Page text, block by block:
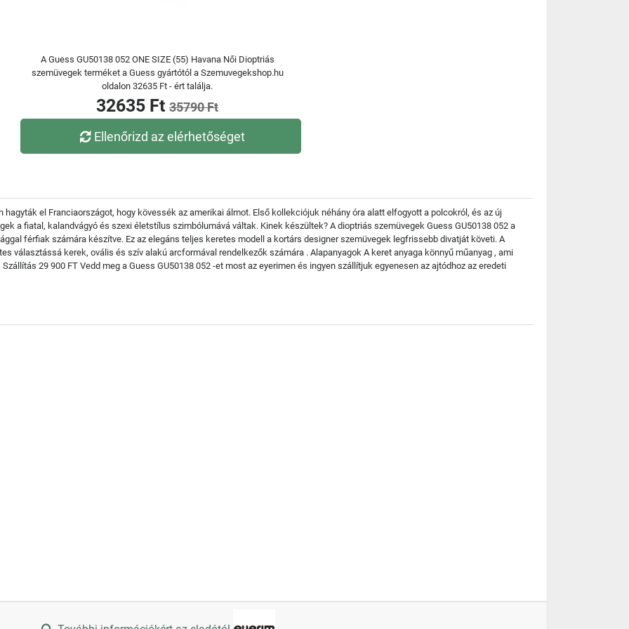
A Guess GU50138 052 ONE SIZE (55) Havana Női Dioptriás
szemüvegek terméket a Guess gyártótól a Szemuvegekshop.hu
oldalon 32635 Ft - ért találja.
32635 Ft 35790 Ft
Ellenőrizd az elérhetőséget
hagyták el Franciaországot, hogy kövessék az amerikai álmot. Első kollekciójuk néhány óra alatt elfogyott a polcokról, és az új
a fiatal, kalandvágyó és szexi életstílus szimbólumává váltak. Kinek készültek? A dioptriás szemüvegek Guess GU50138 052 a
férfiak számára készítve. Ez az elegáns teljes keretes modell a kortárs designer szemüvegek legfrissebb divatját követi. A
választássá kerek, ovális és szív alakú arcformával rendelkezők számára . Alapanyagok A keret anyaga könnyű műanyag , ami
29 900 FT Vedd meg a Guess GU50138 052 -et most az eyerimen és ingyen szállítjuk egyenesen az ajtódhoz az eredeti